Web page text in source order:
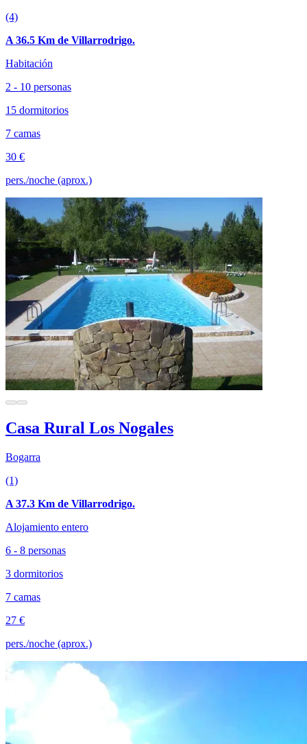
(4)
A 36.5 Km de Villarrodrigo.
Habitación
2 - 10 personas
15 dormitorios
7 camas
30 €
pers./noche (aprox.)
Casa Rural Los Nogales
Bogarra
(1)
A 37.3 Km de Villarrodrigo.
Alojamiento entero
6 - 8 personas
3 dormitorios
7 camas
27 €
pers./noche (aprox.)